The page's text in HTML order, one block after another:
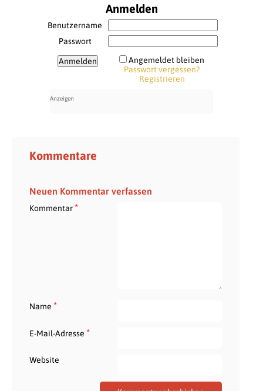
Anmelden
Benutzername
Passwort
Angemeldet bleiben
Passwort vergessen?
Registrieren
Kommentare
Neuen Kommentar verfassen
Kommentar*
Name *
E-Mail-Adresse *
Website